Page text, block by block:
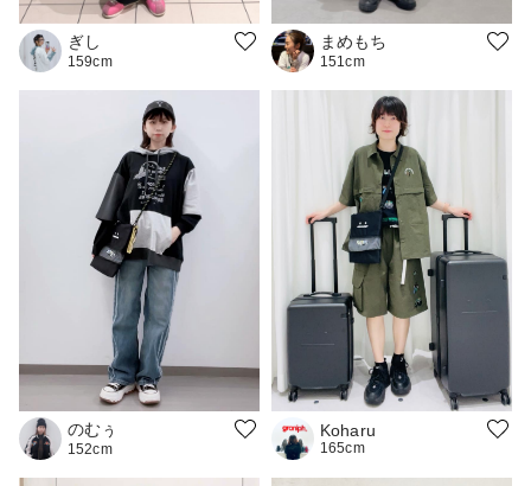
ぎし
159cm
まめもち
151cm
のむぅ
152cm
Koharu
165cm